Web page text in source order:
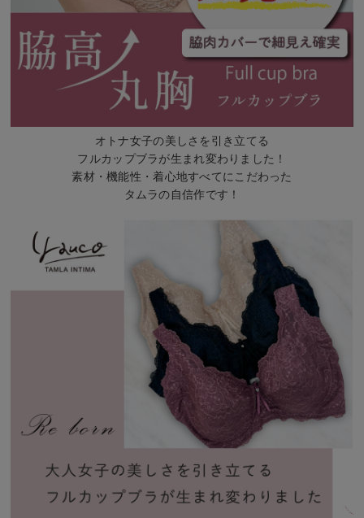
オトナ女子の美しさを引き立てる
フルカップブラが生まれ変わりました！
素材・機能性・着心地すべてにこだわった
タムラの自信作です！